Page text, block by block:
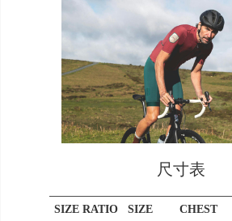
尺寸表
SIZE RATIO SIZE CHEST